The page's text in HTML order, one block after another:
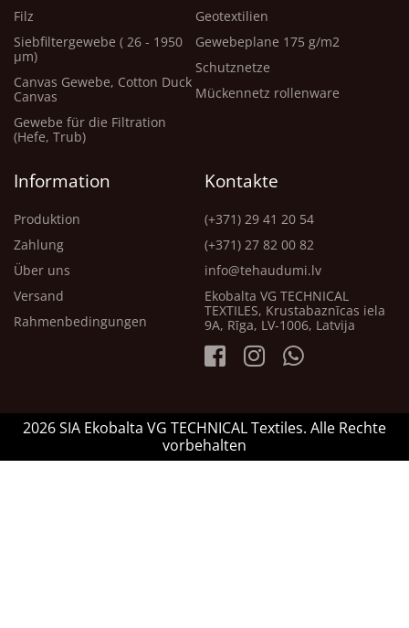
Filz
Siebfiltergewebe ( 26 - 1950
μm)
Canvas Gewebe, Cotton Duck
Canvas
Gewebe für die Filtration
(Hefe, Trub)
Geotextilien
Gewebeplane 175 g/m2
Schutznetze
Mückennetz rollenware
Information
Produktion
Zahlung
Über uns
Versand
Rahmenbedingungen
Kontakte
(+371) 29 41 20 54
(+371) 27 82 00 82
info@tehaudumi.lv
Ekobalta VG TECHNICAL
TEXTILES, Krustabaznīcas iela
9A, Rīga, LV-1006, Latvija
2026 SIA Ekobalta VG TECHNICAL Textiles. Alle Rechte
vorbehalten